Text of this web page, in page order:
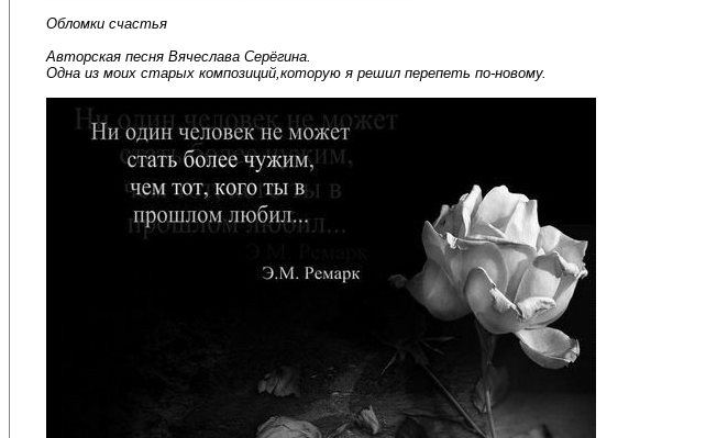
Обломки счастья
Авторская песня Вячеслава Серёгина.
Одна из моих старых композиций,которую я решил перепеть по-новому.